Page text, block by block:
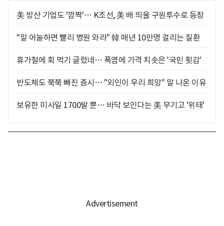
美 방산 기업도 '깜짝'… K조선, 美 배 띄울 구원투수로 등장
"말 어눌하면 빨리 병원 와라" 韓 매년 10만명 걸리는 질환
휴가철에 회 먹기 글렀네… 폭염에 가격 치솟은 '국민 횟감'
반도체도 쭉쭉 빠진 증시… "외인이 우리 희망" 말 나온 이유
보유한 미사일 1700발 뿐… 바닥 보인다는 美 무기고 '위태'